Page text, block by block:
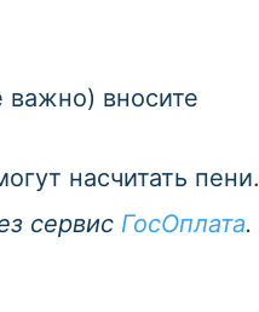
важно) вносите
насчитать пени.
сервис ГосОплата.